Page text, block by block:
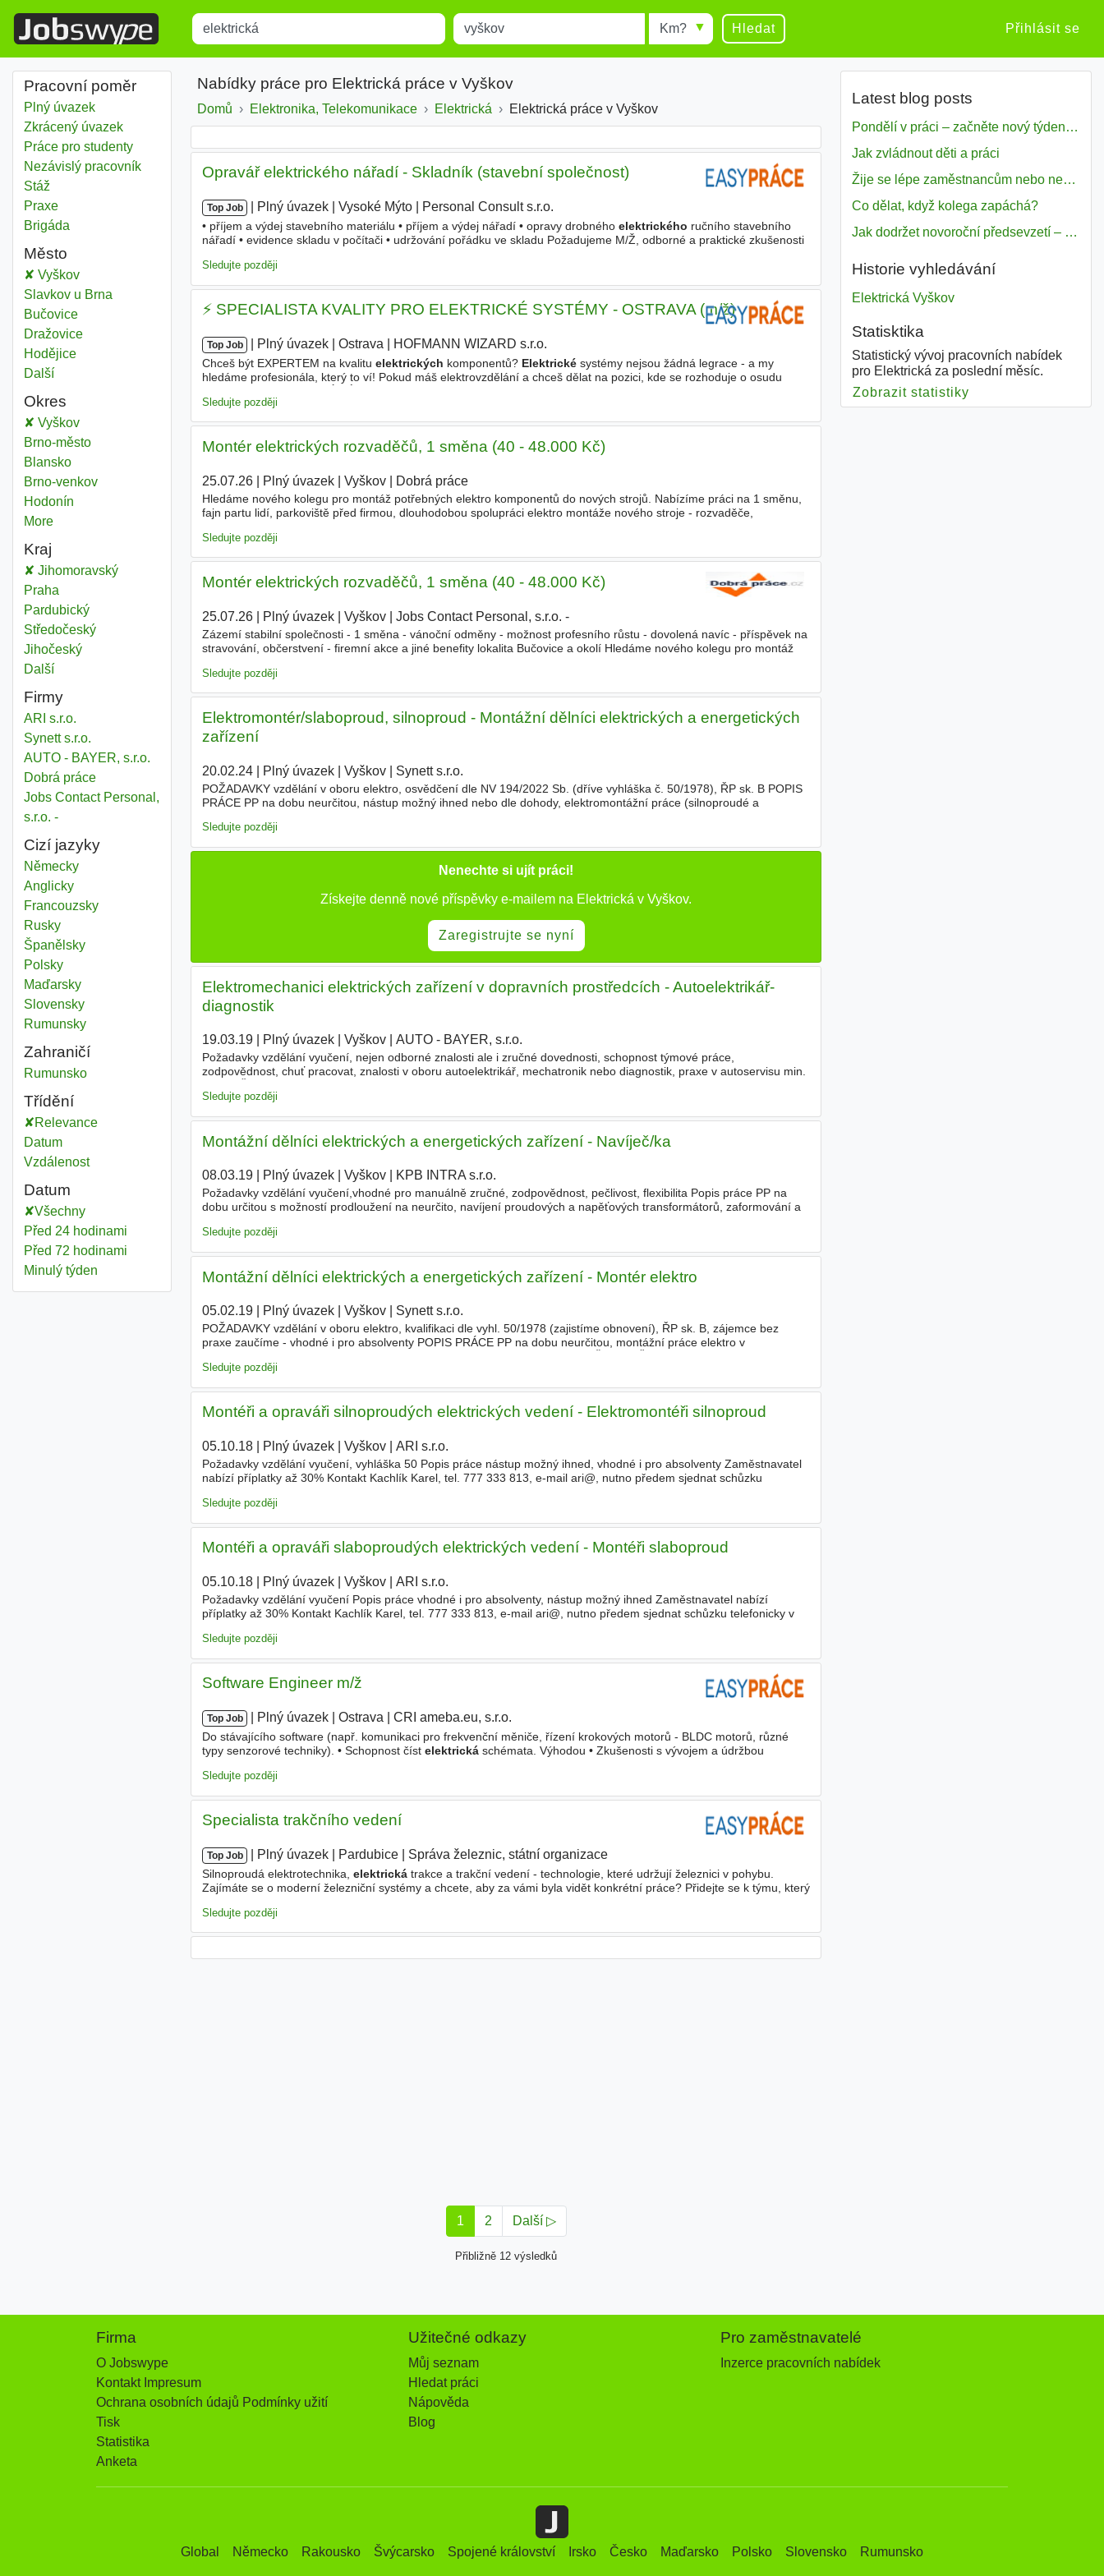
Title Místo Radius Hledat Přihlásit se
Pracovní poměr
Plný úvazek
Zkrácený úvazek
Práce pro studenty
Nezávislý pracovník
Stáž
Praxe
Brigáda
Město
Elektrická
Vyškov
Elektrická
Slavkov u Brna
Elektrická
Bučovice
Elektrická
Dražovice
Elektrická
Hodějice
Dalšíměsta
Okres
Elektrická
VyškovOkres
Elektrická
Brno-městoOkres
Elektrická
BlanskoOkres
Elektrická
Brno-venkovOkres
Elektrická
Hodonín
Moredistricts
Kraj
Elektrická
JihomoravskýKraj
Elektrická
Praha
Elektrická
PardubickýKraj
Elektrická
StředočeskýKraj
Elektrická
JihočeskýKraj
Dalšíkraj
Firmy
ARI s.r.o.
Synett s.r.o.
AUTO - BAYER, s.r.o.
Dobrá práce
Jobs Contact Personal,
s.r.o. -
Cizí jazyky
Německy
Anglicky
Francouzsky
Rusky
Španělsky
Polsky
Maďarsky
Slovensky
Rumunsky
Zahraničí
Elektrická
Rumunsko
Třídění
Relevance
Datum
Vzdálenost
Datum
Všechny
Před 24 hodinami
Před 72 hodinami
Minulý týden
Nabídky práce pro Elektrická práce v Vyškov
Domů Elektronika, Telekomunikace Elektrická Elektrická práce v Vyškov
Opravář elektrického nářadí - Skladník (stavební společnost)
Top Job Plný úvazek Vysoké Mýto Personal Consult s.r.o.
• příjem a výdej stavebního materiálu • příjem a výdej nářadí • opravy drobného elektrického ručního stavebního
nářadí • evidence skladu v počítači • udržování pořádku ve skladu Požadujeme M/Ž, odborné a praktické zkušenosti
Sledujte později
⚡ SPECIALISTA KVALITY PRO ELEKTRICKÉ SYSTÉMY - OSTRAVA (m/ž)
Top Job Plný úvazek Ostrava HOFMANN WIZARD s.r.o.
Chceš být EXPERTEM na kvalitu elektrických komponentů? Elektrickésystémy nejsou žádná legrace - a my
hledáme profesionála, který to ví! Pokud máš elektrovzdělání a chceš dělat na pozici, kde se rozhoduje o osudu
Sledujte později
Montér elektrických rozvaděčů, 1 směna (40 - 48.000 Kč)
25.07.26| Plný úvazek| Vyškov| Dobrá práce
Hledáme nového kolegu pro montáž potřebných elektro komponentů do nových strojů. Nabízíme práci na 1 směnu,
fajn partu lidí, parkoviště před firmou, dlouhodobou spolupráci elektro montáže nového stroje - rozvaděče,
Sledujte později
Montér elektrických rozvaděčů, 1 směna (40 - 48.000 Kč)
25.07.26| Plný úvazek| Vyškov| Jobs Contact Personal, s.r.o. -
Zázemí stabilní společnosti - 1 směna - vánoční odměny - možnost profesního růstu - dovolená navíc - příspěvek na
stravování, občerstvení - firemní akce a jiné benefity lokalita Bučovice a okolí Hledáme nového kolegu pro montáž
Sledujte později
Elektromontér/slaboproud, silnoproud - Montážní dělníci elektrických a energetických
zařízení
20.02.24| Plný úvazek| Vyškov| Synett s.r.o.
POŽADAVKY vzdělání v oboru elektro, osvědčení dle NV 194/2022 Sb. (dříve vyhláška č. 50/1978), ŘP sk. B POPIS
PRÁCE PP na dobu neurčitou, nástup možný ihned nebo dle dohody, elektromontážní práce (silnoproudé a
Sledujte později
Nenechte si ujít práci!
Získejte denně nové příspěvky e-mailem na Elektrická v Vyškov.
Zaregistrujte se nyní
Elektromechanici elektrických zařízení v dopravních prostředcích - Autoelektrikář-
diagnostik
19.03.19| Plný úvazek| Vyškov| AUTO - BAYER, s.r.o.
Požadavky vzdělání vyučení, nejen odborné znalosti ale i zručné dovednosti, schopnost týmové práce,
zodpovědnost, chuť pracovat, znalosti v oboru autoelektrikář, mechatronik nebo diagnostik, praxe v autoservisu min.
Sledujte později
Montážní dělníci elektrických a energetických zařízení - Navíječ/ka
08.03.19| Plný úvazek| Vyškov| KPB INTRA s.r.o.
Požadavky vzdělání vyučení,vhodné pro manuálně zručné, zodpovědnost, pečlivost, flexibilita Popis práce PP na
dobu určitou s možností prodloužení na neurčito, navíjení proudových a napěťových transformátorů, zaformování a
Sledujte později
Montážní dělníci elektrických a energetických zařízení - Montér elektro
05.02.19| Plný úvazek| Vyškov| Synett s.r.o.
POŽADAVKY vzdělání v oboru elektro, kvalifikaci dle vyhl. 50/1978 (zajistíme obnovení), ŘP sk. B, zájemce bez
praxe zaučíme - vhodné i pro absolventy POPIS PRÁCE PP na dobu neurčitou, montážní práce elektro v
Sledujte později
Montéři a opraváři silnoproudých elektrických vedení - Elektromontéři silnoproud
05.10.18| Plný úvazek| Vyškov| ARI s.r.o.
Požadavky vzdělání vyučení, vyhláška 50 Popis práce nástup možný ihned, vhodné i pro absolventy Zaměstnavatel
nabízí příplatky až 30% Kontakt Kachlík Karel, tel. 777 333 813, e-mail ari@, nutno předem sjednat schůzku
Sledujte později
Montéři a opraváři slaboproudých elektrických vedení - Montéři slaboproud
05.10.18| Plný úvazek| Vyškov| ARI s.r.o.
Požadavky vzdělání vyučení Popis práce vhodné i pro absolventy, nástup možný ihned Zaměstnavatel nabízí
příplatky až 30% Kontakt Kachlík Karel, tel. 777 333 813, e-mail ari@, nutno předem sjednat schůzku telefonicky v
Sledujte později
Software Engineer m/ž
Top Job Plný úvazek Ostrava CRI ameba.eu, s.r.o.
Do stávajícího software (např. komunikaci pro frekvenční měniče, řízení krokových motorů - BLDC motorů, různé
typy senzorové techniky). • Schopnost číst elektrickáschémata. Výhodou • Zkušenosti s vývojem a údržbou
Sledujte později
Specialista trakčního vedení
Top Job Plný úvazek Pardubice Správa železnic, státní organizace
Silnoproudá elektrotechnika, elektrickátrakce a trakční vedení - technologie, které udržují železnici v pohybu.
Zajímáte se o moderní železniční systémy a chcete, aby za vámi byla vidět konkrétní práce? Přidejte se k týmu, který
Sledujte později
1 2 Další ▷
Přibližně 12 výsledků
Latest blog posts
Pondělí v práci – začněte nový týden s motivací
Jak zvládnout děti a práci
Žije se lépe zaměstnancům nebo nezavislým pracovníkům
Co dělat, když kolega zapáchá?
Jak dodržet novoroční předsevzetí – naše tipy pro dobrý začátek roku 2018
Historie vyhledávání
Elektrická Vyškov
Statisktika
Statistický vývoj pracovních nabídek
pro Elektrická za poslední měsíc.
Zobrazit statistiky
Firma
O Jobswype
Kontakt Impresum
Ochrana osobních údajů Podmínky užití
Tisk
Statistika
Anketa
Užitečné odkazy
Můj seznam
Hledat práci
Nápověda
Blog
Pro zaměstnavatelé
Inzerce pracovních nabídek
Global Německo Rakousko Švýcarsko Spojené království Irsko Česko Maďarsko Polsko Slovensko Rumunsko